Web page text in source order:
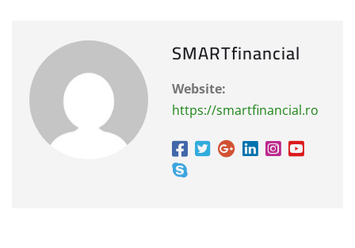
SMARTfinancial
Website:
https://smartfinancial.ro